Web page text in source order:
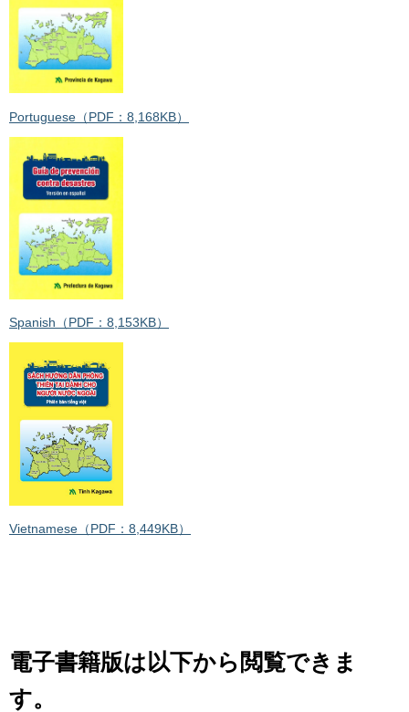
Portuguese（PDF：8,168KB）
Spanish（PDF：8,153KB）
Vietnamese（PDF：8,449KB）
電子書籍版は以下から閲覧できま
す。